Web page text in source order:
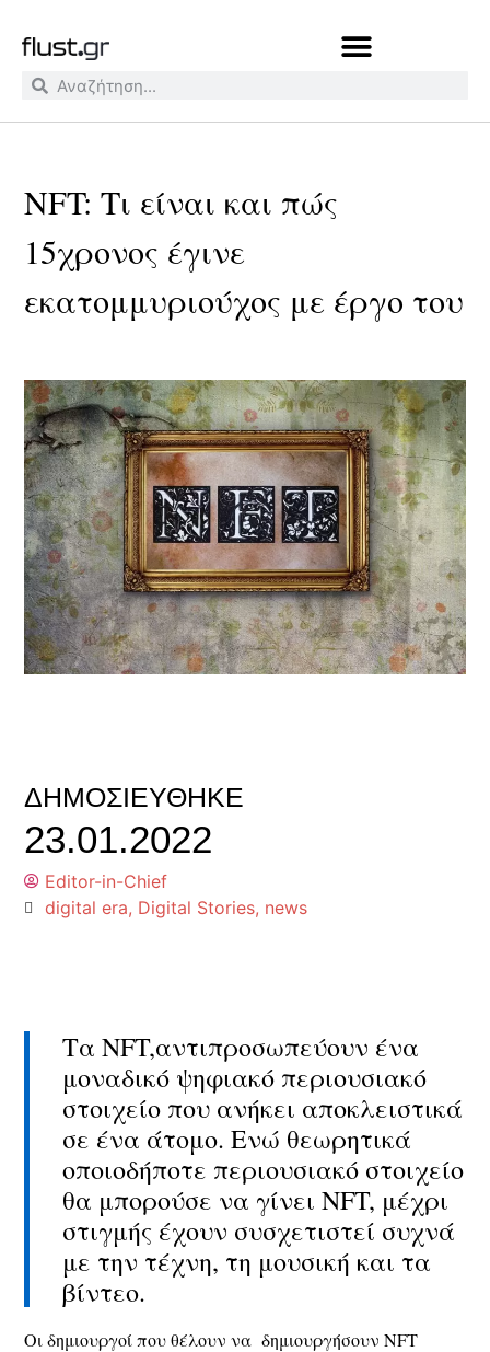
NFT: Τι είναι και πώς
15χρονος έγινε
εκατομμυριούχος με έργο του
ΔΗΜΟΣΙΕΎΘΗΚΕ
23.01.2022
Editor-in-Chief
digital era, Digital Stories, news
Τα NFT,αντιπροσωπεύουν ένα
μοναδικό ψηφιακό περιουσιακό
στοιχείο που ανήκει αποκλειστικά
σε ένα άτομο. Ενώ θεωρητικά
οποιοδήποτε περιουσιακό στοιχείο
θα μπορούσε να γίνει NFT, μέχρι
στιγμής έχουν συσχετιστεί συχνά
με την τέχνη, τη μουσική και τα
βίντεο.
Οι δημιουργοί που θέλουν να δημιουργήσουν NFT